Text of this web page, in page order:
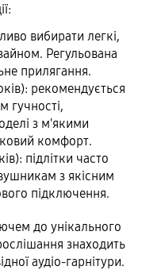
вибирати легкі,
Регульована
прилягання.
рекомендується
гучності,
з м'якими
комфорт.
підлітки часто
з якісним
підключення.
до унікального
знаходить
аудіо-гарнітури.